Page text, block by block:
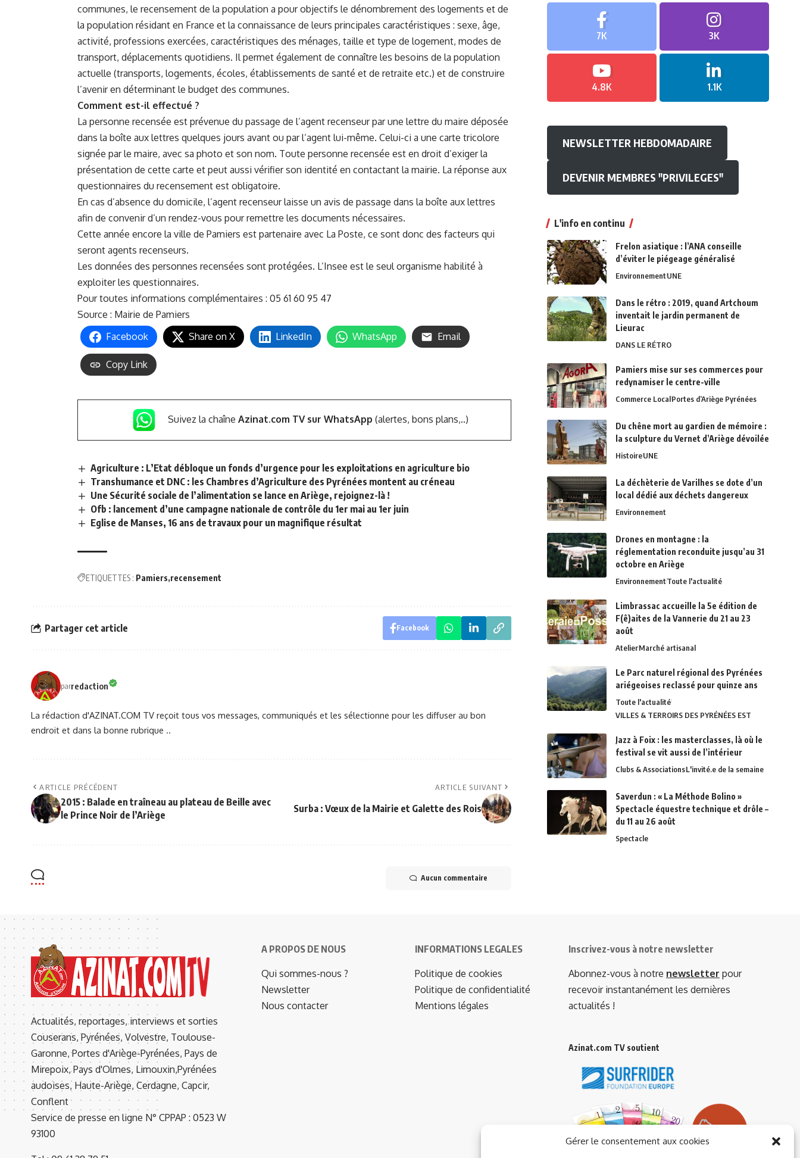
Gérer le consentement aux cookies
communes, le recensement de la population a pour objectifs le dénombrement des logements et de
la population résidant en France et la connaissance de leurs principales caractéristiques : sexe, âge,
activité, professions exercées, caractéristiques des ménages, taille et type de logement, modes de
transport, déplacements quotidiens. Il permet également de connaître les besoins de la population
actuelle (transports, logements, écoles, établissements de santé et de retraite etc.) et de construire
l’avenir en déterminant le budget des communes.
Comment est-il effectué ?
La personne recensée est prévenue du passage de l’agent recenseur par une lettre du maire déposée
dans la boîte aux lettres quelques jours avant ou par l’agent lui-même. Celui-ci a une carte tricolore
signée par le maire, avec sa photo et son nom. Toute personne recensée est en droit d’exiger la
présentation de cette carte et peut aussi vérifier son identité en contactant la mairie. La réponse aux
questionnaires du recensement est obligatoire.
En cas d’absence du domicile, l’agent recenseur laisse un avis de passage dans la boîte aux lettres
afin de convenir d’un rendez-vous pour remettre les documents nécessaires.
Cette année encore la ville de Pamiers est partenaire avec La Poste, ce sont donc des facteurs qui
seront agents recenseurs.
Les données des personnes recensées sont protégées. L’Insee est le seul organisme habilité à
exploiter les questionnaires.
Pour toutes informations complémentaires : 05 61 60 95 47
Source : Mairie de Pamiers
Facebook
Share on X LinkedIn WhatsApp Email
Copy Link
Suivez la chaîne Azinat.com TV sur WhatsApp (alertes, bons plans,..)
Agriculture : L’Etat débloque un fonds d’urgence pour les exploitations en agriculture bio
Transhumance et DNC : les Chambres d’Agriculture des Pyrénées montent au créneau
Une Sécurité sociale de l’alimentation se lance en Ariège, rejoignez-là !
Ofb : lancement d’une campagne nationale de contrôle du 1er mai au 1er juin
Eglise de Manses, 16 ans de travaux pour un magnifique résultat
ETIQUETTES : Pamiers recensement
Partager cet article Facebook
parredaction
La rédaction d'AZINAT.COM TV reçoit tous vos messages, communiqués et les sélectionne pour les diffuser au bon
endroit et dans la bonne rubrique ..
ARTICLE PRÉCÉDENT
2015 : Balade en traîneau au plateau de Beille avec
le Prince Noir de l’Ariège
ARTICLE SUIVANT
Surba : Vœux de la Mairie et Galette des Rois
Aucun commentaire
7K 3K
4.8K 1.1K
NEWSLETTER HEBDOMADAIRE
DEVENIR MEMBRES "PRIVILEGES"
L'info en continu
Frelon asiatique : l’ANA conseille
d’éviter le piégeage généralisé
EnvironnementUNE
Dans le rétro : 2019, quand Artchoum
inventait le jardin permanent de
Lieurac
DANS LE RÉTRO
Pamiers mise sur ses commerces pour
redynamiser le centre-ville
Commerce LocalPortes d’Ariège Pyrénées
Du chêne mort au gardien de mémoire :
la sculpture du Vernet d’Ariège dévoilée
HistoireUNE
La déchèterie de Varilhes se dote d’un
local dédié aux déchets dangereux
Environnement
Drones en montagne : la
réglementation reconduite jusqu’au 31
octobre en Ariège
EnvironnementToute l'actualité
Limbrassac accueille la 5e édition de
F(ê)aites de la Vannerie du 21 au 23
août
AtelierMarché artisanal
Le Parc naturel régional des Pyrénées
ariégeoises reclassé pour quinze ans
Toute l'actualité
VILLES & TERROIRS DES PYRÉNÉES EST
Jazz à Foix : les masterclasses, là où le
festival se vit aussi de l’intérieur
Clubs & AssociationsL'invité.e de la semaine
Saverdun : « La Méthode Bolino »
Spectacle équestre technique et drôle –
du 11 au 26 août
Spectacle
Actualités, reportages, interviews et sorties
Couserans, Pyrénées, Volvestre, Toulouse-
Garonne, Portes d'Ariège-Pyrénées, Pays de
Mirepoix, Pays d'Olmes, Limouxin,Pyrénées
audoises, Haute-Ariège, Cerdagne, Capcir,
Conflent
Service de presse en ligne N° CPPAP : 0523 W
93100
A PROPOS DE NOUS
Qui sommes-nous ?
Newsletter
Nous contacter
INFORMATIONS LEGALES
Politique de cookies
Politique de confidentialité
Mentions légales
Inscrivez-vous à notre newsletter
Abonnez-vous à notre newsletter pour
recevoir instantanément les dernières
actualités !
Azinat.com TV soutient